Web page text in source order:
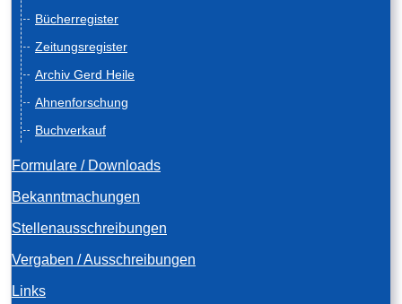
Bücherregister
Zeitungsregister
Archiv Gerd Heile
Ahnenforschung
Buchverkauf
Formulare / Downloads
Bekanntmachungen
Stellenausschreibungen
Vergaben / Ausschreibungen
Links